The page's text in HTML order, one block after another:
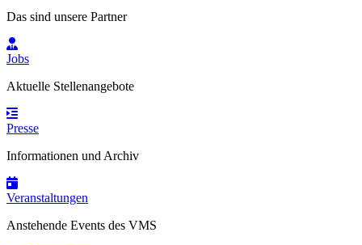
Das sind unsere Partner
Jobs
Aktuelle Stellenangebote
Presse
Informationen und Archiv
Veranstaltungen
Anstehende Events des VMS